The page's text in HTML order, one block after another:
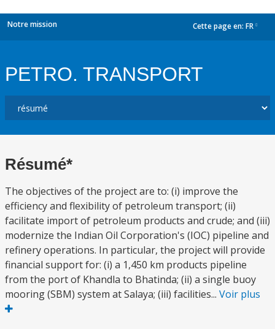
Notre mission Cette page en: FR
PETRO. TRANSPORT
Résumé*
The objectives of the project are to: (i) improve the
efficiency and flexibility of petroleum transport; (ii)
facilitate import of petroleum products and crude; and (iii)
modernize the Indian Oil Corporation's (IOC) pipeline and
refinery operations. In particular, the project will provide
financial support for: (i) a 1,450 km products pipeline
from the port of Khandla to Bhatinda; (ii) a single buoy
mooring (SBM) system at Salaya; (iii) facilities... Voir plus